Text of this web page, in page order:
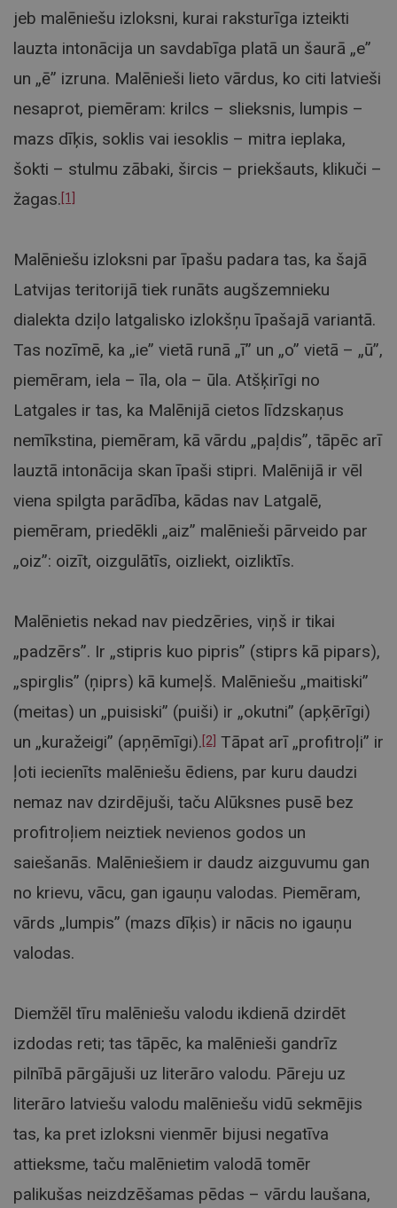
jeb malēniešu izloksni, kurai raksturīga izteikti
lauzta intonācija un savdabīga platā un šaurā „e”
un „ē” izruna. Malēnieši lieto vārdus, ko citi latvieši
nesaprot, piemēram: krilcs – slieksnis, lumpis –
mazs dīķis, soklis vai iesoklis – mitra ieplaka,
šokti – stulmu zābaki, šircis – priekšauts, klikuči –
žagas.[1]
Malēniešu izloksni par īpašu padara tas, ka šajā
Latvijas teritorijā tiek runāts augšzemnieku
dialekta dziļo latgalisko izlokšņu īpašajā variantā.
Tas nozīmē, ka „ie” vietā runā „ī” un „o” vietā – „ū”,
piemēram, iela – īla, ola – ūla. Atšķirīgi no
Latgales ir tas, ka Malēnijā cietos līdzskaņus
nemīkstina, piemēram, kā vārdu „paļdis”, tāpēc arī
lauztā intonācija skan īpaši stipri. Malēnijā ir vēl
viena spilgta parādība, kādas nav Latgalē,
piemēram, priedēkli „aiz” malēnieši pārveido par
„oiz”: oizīt, oizgulātīs, oizliekt, oizliktīs.
Malēnietis nekad nav piedzēries, viņš ir tikai
„padzērs”. Ir „stipris kuo pipris” (stiprs kā pipars),
„spirglis” (ņiprs) kā kumeļš. Malēniešu „maitiski”
(meitas) un „puisiski” (puiši) ir „okutni” (apķērīgi)
un „kuražeigi” (apņēmīgi).[2] Tāpat arī „profitroļi” ir
ļoti iecienīts malēniešu ēdiens, par kuru daudzi
nemaz nav dzirdējuši, taču Alūksnes pusē bez
profitroļiem neiztiek nevienos godos un
saiešanās. Malēniešiem ir daudz aizguvumu gan
no krievu, vācu, gan igauņu valodas. Piemēram,
vārds „lumpis” (mazs dīķis) ir nācis no igauņu
valodas.
Diemžēl tīru malēniešu valodu ikdienā dzirdēt
izdodas reti; tas tāpēc, ka malēnieši gandrīz
pilnībā pārgājuši uz literāro valodu. Pāreju uz
literāro latviešu valodu malēniešu vidū sekmējis
tas, ka pret izloksni vienmēr bijusi negatīva
attieksme, taču malēnietim valodā tomēr
palikušas neizdzēšamas pēdas – vārdu laušana,